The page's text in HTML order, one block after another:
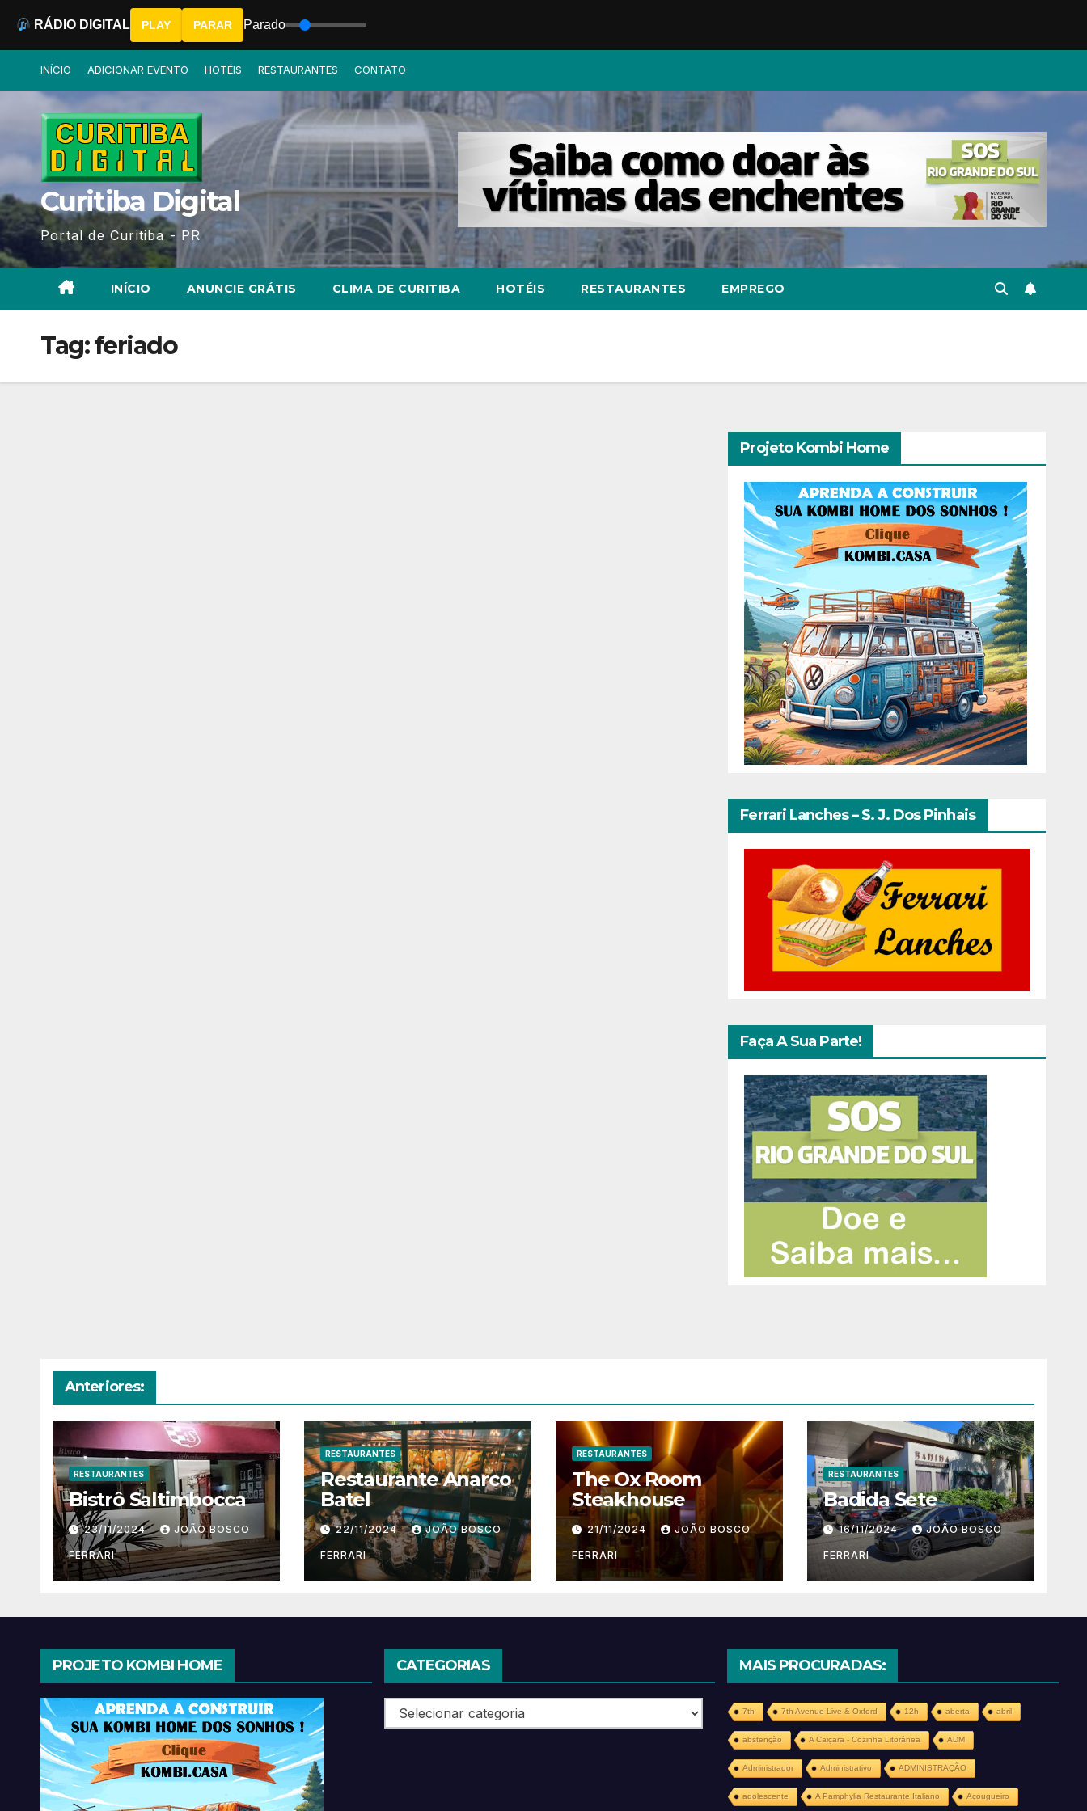
INÍCIO ADICIONAR EVENTO HOTÉIS RESTAURANTES CONTATO
Curitiba Digital
Portal de Curitiba - PR
INÍCIO ANUNCIE GRÁTIS CLIMA DE CURITIBA HOTÉIS RESTAURANTES EMPREGO
Tag:feriado
Projeto Kombi Home
Ferrari Lanches – S. J. Dos Pinhais
Faça A Sua Parte!
Anteriores:
RESTAURANTES
Bistrô Saltimbocca
23/11/2024 JOÃO BOSCO
FERRARI
RESTAURANTES
Restaurante Anarco
Batel
22/11/2024 JOÃO BOSCO
FERRARI
RESTAURANTES
The Ox Room
Steakhouse
21/11/2024 JOÃO BOSCO
FERRARI
RESTAURANTES
Badida Sete
16/11/2024 JOÃO BOSCO
FERRARI
PROJETO KOMBI HOME CATEGORIAS
Categorias
MAIS PROCURADAS:
7th 7th Avenue Live & Oxford 12h aberta abril
abstenção A Caiçara - Cozinha Litorânea ADM
Administrador Administrativo ADMINISTRAÇÃO
adolescente A Pamphylia Restaurante Italiano Açougueiro
RÁDIO DIGITAL PLAY PARAR Parado